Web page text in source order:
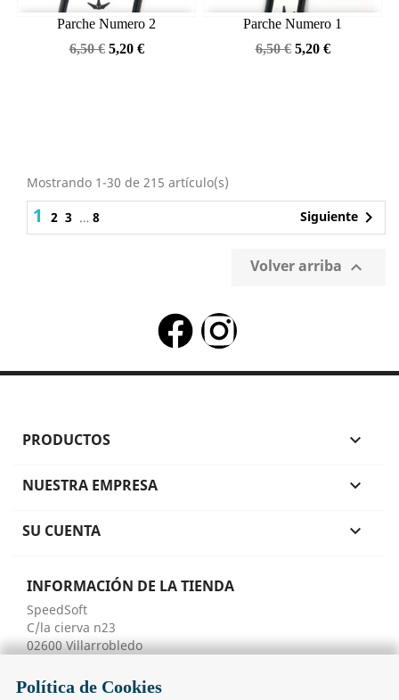
Polí­tica de Cookies
Parche Numero 2
Precio
6,50 € Precio
5,20 €
Parche Numero 1
Precio
6,50 € Precio
5,20 €
Mostrando 1-30 de 215 artículo(s)
1 2 3 … 8 Siguiente 
Volver arriba 
PRODUCTOS 
NUESTRA EMPRESA 
SU CUENTA 
INFORMACIÓN DE LA TIENDA
SpeedSoft
C/la cierva n23
02600 Villarrobledo
Albacete